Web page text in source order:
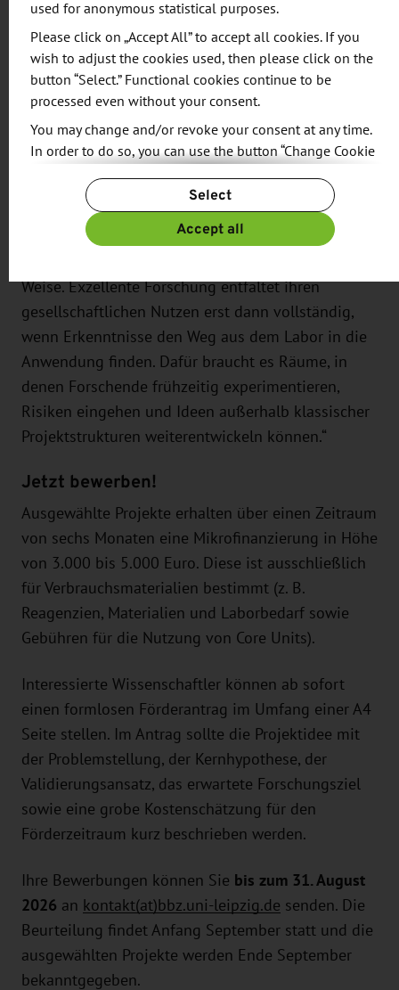
Wissenschaftler, Unternehmer und Gründer. Zudem
ist das Venture Lab eingebettet in
Translationsnetzwerke aus verschiedenen
universitären Einrichtungen, wie zum Beispiel dem
Materie b-ACTmatter.
Prof. Dr. Jens-Karl Eilers, Prorektor für
Exzellenzentwicklung in Forschung und Transfer,
betont: „Das Venture Lab ergänzt die
Weise. Exzellente Forschung entfaltet ihren
gesellschaftlichen Nutzen erst dann vollständig,
wenn Erkenntnisse den Weg aus dem Labor in die
Anwendung finden. Dafür braucht es Räume, in
denen Forschende frühzeitig experimentieren,
Risiken eingehen und Ideen außerhalb klassischer
Projektstrukturen weiterentwickeln können.“
Jetzt bewerben!
Ausgewählte Projekte erhalten über einen Zeitraum
von sechs Monaten eine Mikrofinanzierung in Höhe
von 3.000 bis 5.000 Euro. Diese ist ausschließlich
für Verbrauchsmaterialien bestimmt (z. B.
Reagenzien, Materialien und Laborbedarf sowie
Gebühren für die Nutzung von Core Units).
Interessierte Wissenschaftler können ab sofort
einen formlosen Förderantrag im Umfang einer A4
Seite stellen. Im Antrag sollte die Projektidee mit
der Problemstellung, der Kernhypothese, der
Validierungsansatz, das erwartete Forschungsziel
sowie eine grobe Kostenschätzung für den
Förderzeitraum kurz beschrieben werden.
Ihre Bewerbungen können Sie bis zum 31. August
2026 an kontakt(at)bbz.uni-leipzig.de senden. Die
Beurteilung findet Anfang September statt und die
ausgewählten Projekte werden Ende September
bekanntgegeben.
used for anonymous statistical purposes.
Please click on „Accept All” to accept all cookies. If you
wish to adjust the cookies used, then please click on the
button “Select.” Functional cookies continue to be
processed even without your consent.
You may change and/or revoke your consent at any time.
In order to do so, you can use the button “Change Cookie
For more information, please see our
Privacy Policy.
Additional information can be found in our
Imprint
Select
Accept all